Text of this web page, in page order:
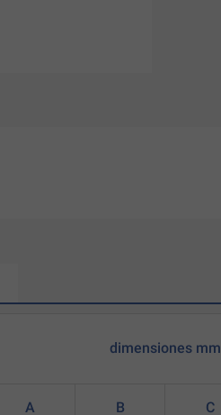
dimensiones mm
A B C